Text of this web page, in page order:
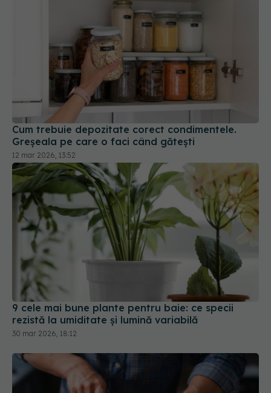
Cum trebuie depozitate corect condimentele.
Greșeala pe care o faci când gătești
12 mar 2026, 13:52
9 cele mai bune plante pentru baie: ce specii
rezistă la umiditate și lumină variabilă
30 mar 2026, 18:12